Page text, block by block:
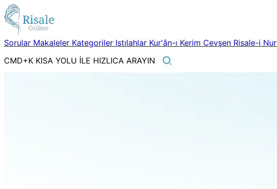
Sorular Makaleler Kategoriler Istılahlar Kur'ân-ı Kerim Cevşen Risale-i Nur
CMD+K KISA YOLU İLE HIZLICA ARAYIN